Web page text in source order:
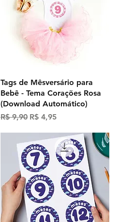
Visualização rápida
Tags de Mêsversário para
Bebê - Tema Corações Rosa
(Download Automático)
Preço normal
R$ 9,90 Preço promocional
R$ 4,95